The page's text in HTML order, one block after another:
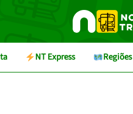
NT Express Regiões